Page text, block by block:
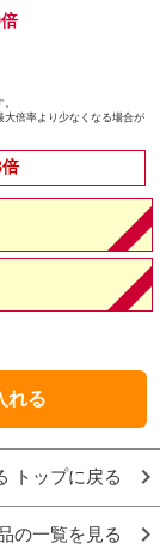
大倍率より少なくなる場合が
れる
トップに戻る
の一覧を見る